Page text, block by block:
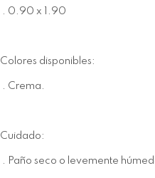
. 0.90 x 1.90
Colores disponibles:
. Crema.
Cuidado:
. Paño seco o levemente